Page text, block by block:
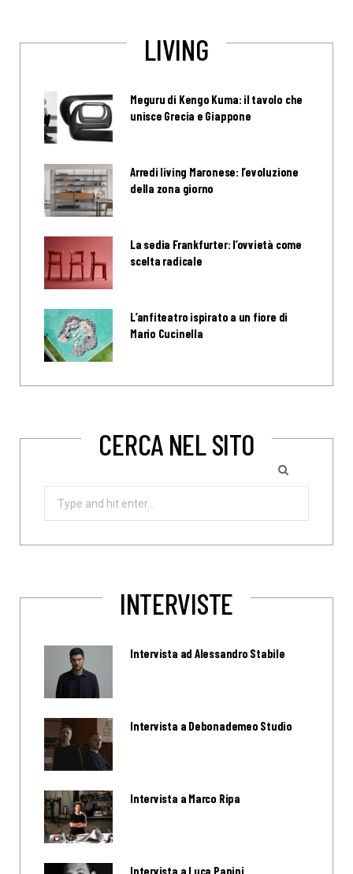
LIVING
Meguru di Kengo Kuma: il tavolo che
unisce Grecia e Giappone
Arredi living Maronese: l’evoluzione
della zona giorno
La sedia Frankfurter: l’ovvietà come
scelta radicale
L’anfiteatro ispirato a un fiore di
Mario Cucinella
CERCA NEL SITO
Search
INTERVISTE
Intervista ad Alessandro Stabile
Intervista a Debonademeo Studio
Intervista a Marco Ripa
Intervista a Luca Papini